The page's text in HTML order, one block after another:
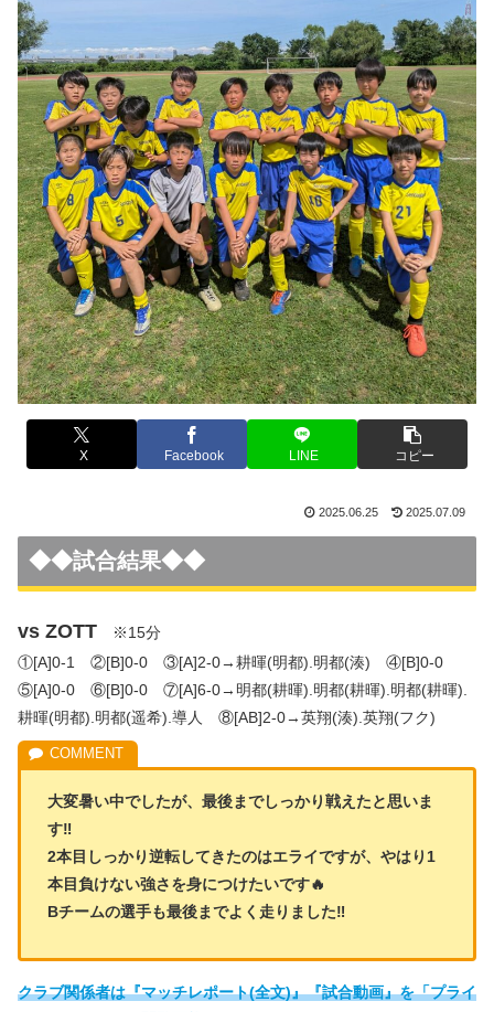
X Facebook LINE コピー
2025.06.25 2025.07.09
◆◆試合結果◆◆
vs ZOTT ※15分
①[A]0-1 ②[B]0-0 ③[A]2-0→耕暉(明都).明都(湊) ④[B]0-0
⑤[A]0-0 ⑥[B]0-0 ⑦[A]6-0→明都(耕暉).明都(耕暉).明都(耕暉).
耕暉(明都).明都(遥希).導人 ⑧[AB]2-0→英翔(湊).英翔(フク)
大変暑い中でしたが、最後までしっかり戦えたと思いま
す‼️
2本目しっかり逆転してきたのはエライですが、やはり1
本目負けない強さを身につけたいです🔥
Bチームの選手も最後までよく走りました‼️
クラブ関係者は『マッチレポート(全文)』『試合動画』を「プライ